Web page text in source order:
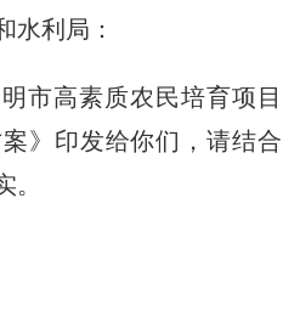
水利局：
市高素质农民培育项目
》印发给你们，请结合
。